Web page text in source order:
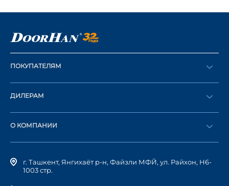
ПОКУПАТЕЛЯМ
Оформить заказ
Каталог
ДИЛЕРАМ
Стать дилером
О КОМПАНИИ
История компании
г. Ташкент, Янгихаёт р-н, Файзли МФЙ, ул. Райхон, Н6-
1003 стр.